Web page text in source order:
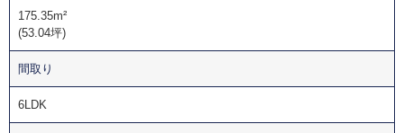
175.35m²
(53.04坪)
間取り
6LDK